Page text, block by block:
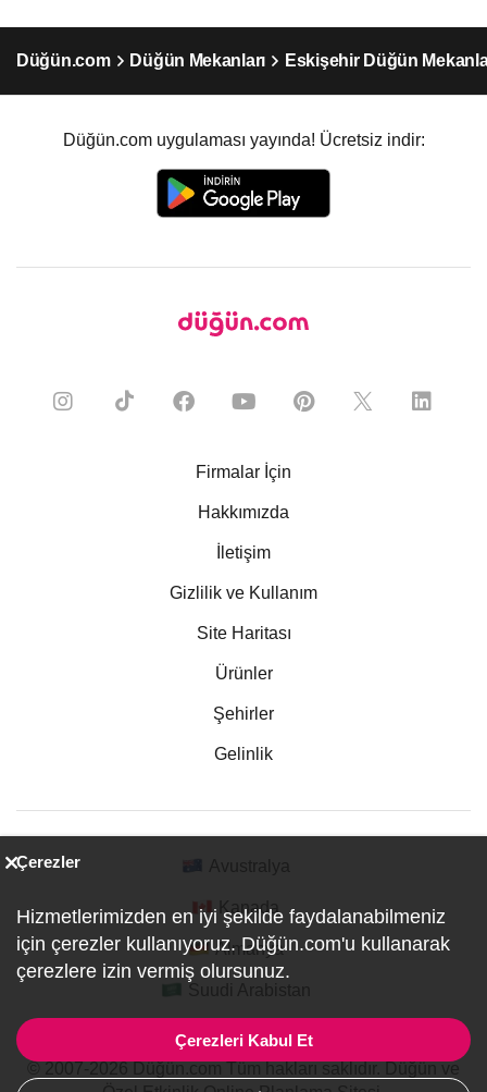
Düğün.com Düğün Mekanları Eskişehir Düğün
Düğün.com uygulaması yayında! Ücretsiz indir:
Firmalar İçin
Hakkımızda
İletişim
Gizlilik ve Kullanım
Site Haritası
Ürünler
Şehirler
Gelinlik
Kanada
Almanya
Çerezler
Hizmetlerimizden en iyi şekilde faydalanabilmeniz
için çerezler kullanıyoruz. Düğün.com'u kullanarak
çerezlere izin vermiş olursunuz.
Çerezleri Kabul Et